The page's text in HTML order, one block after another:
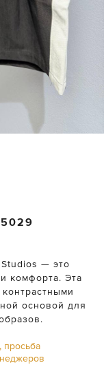
— это
комфорта. Эта
основой для
просьба